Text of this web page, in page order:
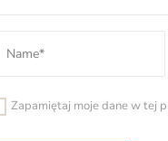
Zapamiętaj moje dane w tej